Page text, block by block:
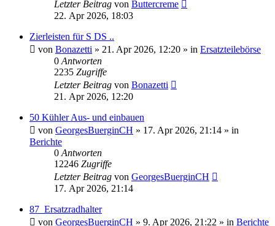
Letzter Beitrag von Buttercreme
22. Apr 2026, 18:03
Zierleisten für S DS ..
von Bonazetti » 21. Apr 2026, 12:20 » in Ersatzteilebörse
0 Antworten
2235 Zugriffe
Letzter Beitrag von Bonazetti
21. Apr 2026, 12:20
50 Kühler Aus- und einbauen
von GeorgesBuerginCH » 17. Apr 2026, 21:14 » in
Berichte
0 Antworten
12246 Zugriffe
Letzter Beitrag von GeorgesBuerginCH
17. Apr 2026, 21:14
87_Ersatzradhalter
von GeorgesBuerginCH » 9. Apr 2026, 21:22 » in Berichte